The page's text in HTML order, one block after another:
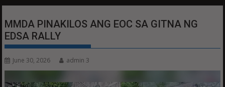
MMDA PINAKILOS ANG EOC SA GITNA NG
EDSA RALLY
June 30, 2026 admin 3